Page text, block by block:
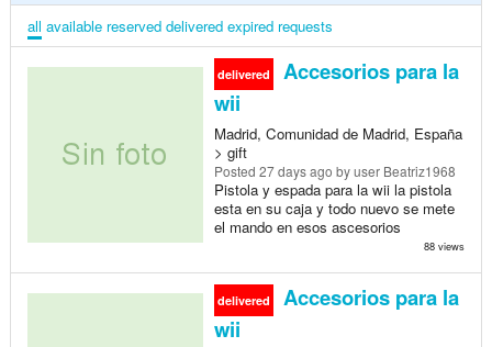
all available reserved delivered expired requests
delivered
Accesorios para la
wii
Madrid, Comunidad de Madrid, España
> gift
Posted 27 days ago by user Beatriz1968
Pistola y espada para la wii la pistola
esta en su caja y todo nuevo se mete
el mando en esos ascesorios
88 views
delivered
Accesorios para la
wii